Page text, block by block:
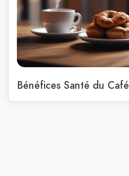
Bénéfices Santé du Café